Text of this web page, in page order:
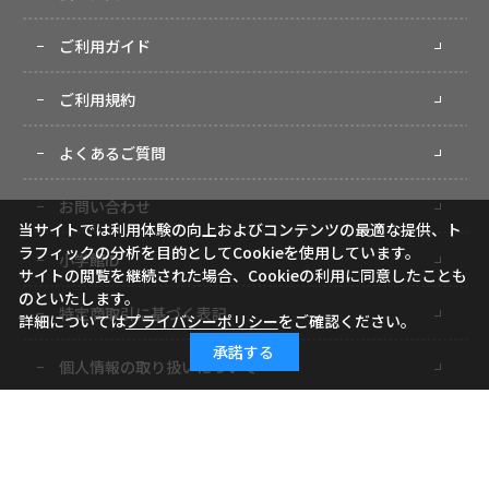
ご利用ガイド
ご利用規約
よくあるご質問
お問い合わせ
小学館ID
特定商取引に基づく表記
個人情報の取り扱いについて
当サイトでは利用体験の向上およびコンテンツの最適な提供、ト
ラフィックの分析を目的としてCookieを使用しています。
サイトの閲覧を継続された場合、Cookieの利用に同意したことも
のといたします。
詳細についてはプライバシーポリシーをご確認ください。
承諾する